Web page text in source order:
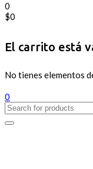
0
$0
El carrito está
No tienes elementos
0